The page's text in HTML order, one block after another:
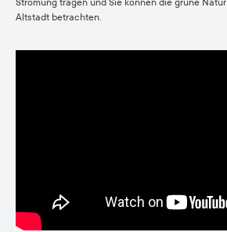
Strömung tragen und Sie können die grüne
Altstadt betrachten.